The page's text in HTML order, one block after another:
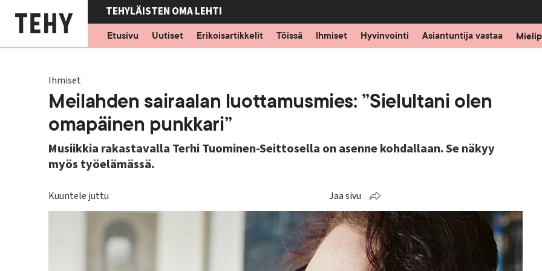
pääsisältöön
TEHYLÄISTEN OMA LEHTI
Etusivu
Uutiset Erikoisartikkelit Töissä Ihmiset Hyvinvointi Asiantuntija vastaa
Ihmiset
Meilahden sairaalan luottamusmies: ”Sielultani olen
omapäinen punkkari”
Musiikkia rakastavalla Terhi Tuominen-Seittosella on asenne kohdallaan. Se näkyy
myös työelämässä.
Kuuntele juttu Jaa sivu